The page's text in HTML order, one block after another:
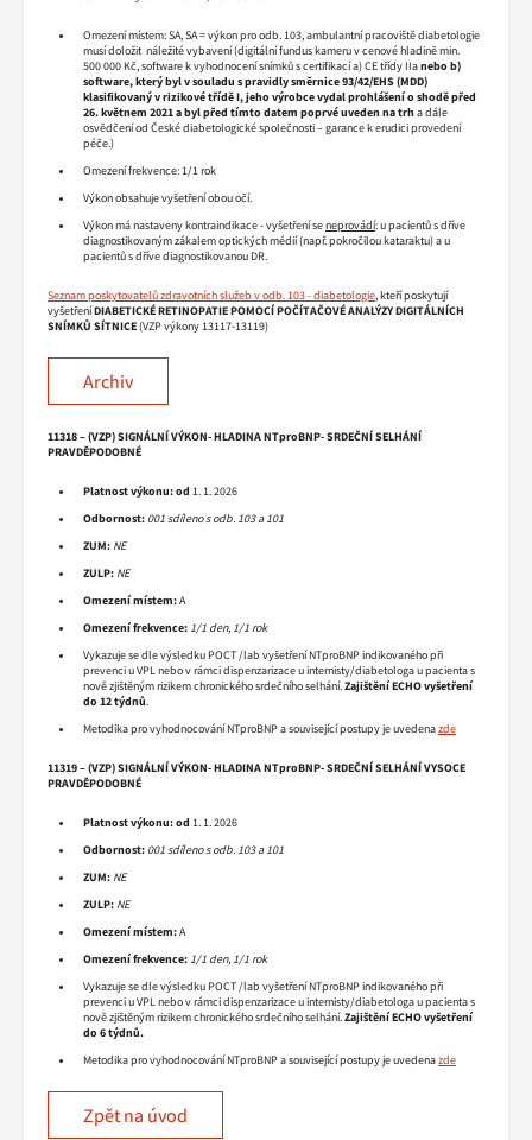
Omezení místem: SA, SA = výkon pro odb. 103, ambulantní pracoviště diabetologie
musí doložit náležité vybavení (digitální fundus kameru v cenové hladině min.
500 000 Kč, software k vyhodnocení snímků s certifikací a) CE třídy IIanebo b)
software, který byl v souladu s pravidly směrnice 93/42/EHS (MDD)
klasifikovaný v rizikové třídě I, jeho výrobce vydal prohlášení o shodě před
26. květnem 2021 a byl před tímto datem poprvé uveden na trha dále
osvědčení od České diabetologické společnosti – garance k erudici provedení
péče.)
Omezení frekvence: 1/1 rok
Výkon obsahuje vyšetření obou očí.
Výkon má nastaveny kontraindikace - vyšetření seneprovádí: u pacientů s dříve
diagnostikovaným zákalem optických médií (např. pokročilou kataraktu) a u
pacientů s dříve diagnostikovanou DR.
Seznam poskytovatelů zdravotních služeb v odb. 103 - diabetologie, kteří poskytují
vyšetřeníDIABETICKÉ RETINOPATIE POMOCÍ POČÍTAČOVÉ ANALÝZY DIGITÁLNÍCH
SNÍMKŮ SÍTNICE(VZP výkony 13117-13119)
Archiv
11318 – (VZP) SIGNÁLNÍ VÝKON- HLADINA NTproBNP- SRDEČNÍ SELHÁNÍ
PRAVDĚPODOBNÉ
Platnost výkonu:od 1. 1. 2026
Odbornost: 001 sdíleno s odb. 103 a 101
ZUM: NE
ZULP: NE
Omezení místem:A
Omezení frekvence: 1/1 den, 1/1 rok
Vykazuje se dle výsledku POCT /lab vyšetření NTproBNP indikovaného při
prevenci u VPL nebo v rámci dispenzarizace u internisty/diabetologa u pacienta s
nově zjištěným rizikem chronického srdečního selhání.Zajištění ECHO vyšetření
do 12 týdnů.
Metodika pro vyhodnocování NTproBNP a související postupy je uvedenazde
11319 – (VZP) SIGNÁLNÍ VÝKON- HLADINA NTproBNP- SRDEČNÍ SELHÁNÍ VYSOCE
PRAVDĚPODOBNÉ
Platnost výkonu:od 1. 1. 2026
Odbornost: 001 sdíleno s odb. 103 a 101
ZUM: NE
ZULP: NE
Omezení místem:A
Omezení frekvence: 1/1 den, 1/1 rok
Vykazuje se dle výsledku POCT /lab vyšetření NTproBNP indikovaného při
prevenci u VPL nebo v rámci dispenzarizace u internisty/diabetologa u pacienta s
nově zjištěným rizikem chronického srdečního selhání.Zajištění ECHO vyšetření
do 6 týdnů.
Metodika pro vyhodnocování NTproBNP a související postupy je uvedenazde
Zpět na úvod